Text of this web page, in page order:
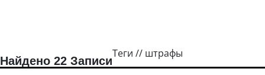
Теги // штрафы
Найдено 22 Записи